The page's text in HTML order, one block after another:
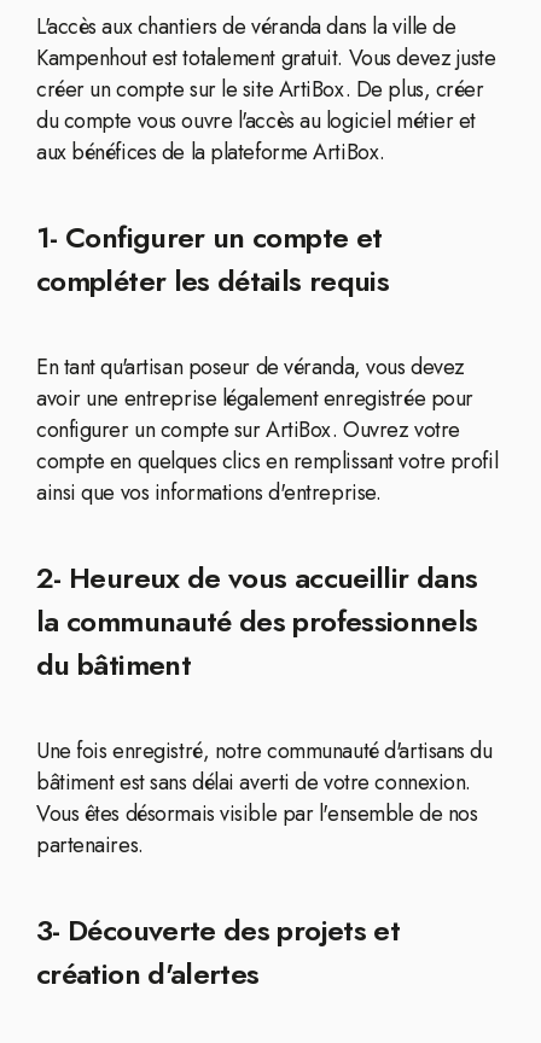
L'accès aux chantiers de véranda dans la ville de
Kampenhout est totalement gratuit. Vous devez juste
créer un compte sur le site ArtiBox. De plus, créer
du compte vous ouvre l'accès au logiciel métier et
aux bénéfices de la plateforme ArtiBox.
1- Configurer un compte et
compléter les détails requis
En tant qu'artisan poseur de véranda, vous devez
avoir une entreprise légalement enregistrée pour
configurer un compte sur ArtiBox. Ouvrez votre
compte en quelques clics en remplissant votre profil
ainsi que vos informations d'entreprise.
2- Heureux de vous accueillir dans
la communauté des professionnels
du bâtiment
Une fois enregistré, notre communauté d'artisans du
bâtiment est sans délai averti de votre connexion.
Vous êtes désormais visible par l'ensemble de nos
partenaires.
3- Découverte des projets et
création d'alertes